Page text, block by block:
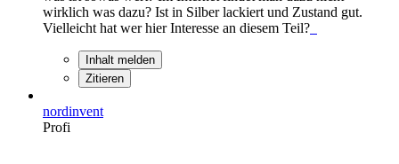
wirklich was dazu? Ist in Silber lackiert und Zustand gut.
Vielleicht hat wer hier Interesse an diesem Teil?
Inhalt melden
Zitieren
nordinvent
Profi